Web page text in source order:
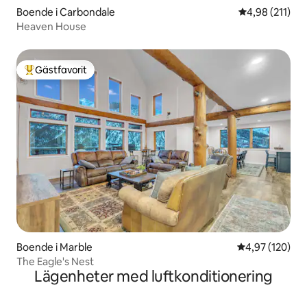
Boende i Carbondale 4,98 av 5 i
4,98 (211)
Heaven House
Populär gästfavorit
Gästfavorit
Boende i Marble 4,97 av 5 i
4,97 (120)
The Eagle's Nest
Lägenheter med luftkonditionering